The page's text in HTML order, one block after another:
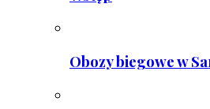
Obozy biegowe w